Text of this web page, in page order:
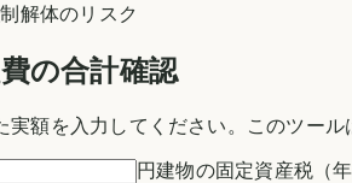
解体のリスク
の合計確認
額を入力してください。このツー
円建物の固定資産税（年